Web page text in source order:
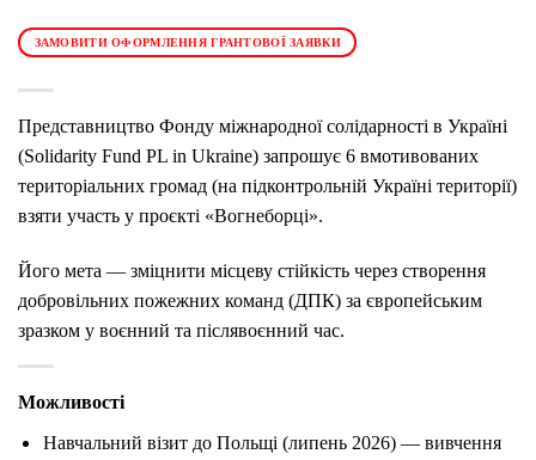
ЗАМОВИТИ ОФОРМЛЕННЯ ГРАНТОВОЇ ЗАЯВКИ
Представництво Фонду міжнародної солідарності в Україні
(Solidarity Fund PL in Ukraine) запрошує 6 вмотивованих
територіальних громад (на підконтрольній Україні території)
взяти участь у проєкті «Вогнеборці».
Його мета — зміцнити місцеву стійкість через створення
добровільних пожежних команд (ДПК) за європейським
зразком у воєнний та післявоєнний час.
Можливості
Навчальний візит до Польщі (липень 2026) — вивчення